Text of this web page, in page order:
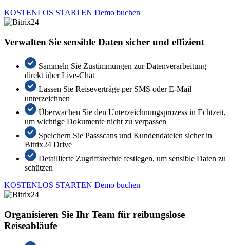
KOSTENLOS STARTEN Demo buchen
Verwalten Sie sensible Daten sicher und effizient
Sammeln Sie Zustimmungen zur Datenverarbeitung
direkt über Live-Chat
Lassen Sie Reiseverträge per SMS oder E-Mail
unterzeichnen
Überwachen Sie den Unterzeichnungsprozess in Echtzeit,
um wichtige Dokumente nicht zu verpassen
Speichern Sie Passscans und Kundendateien sicher in
Bitrix24 Drive
Detaillierte Zugriffsrechte festlegen, um sensible Daten zu
schützen
KOSTENLOS STARTEN Demo buchen
Organisieren Sie Ihr Team für reibungslose
Reiseabläufe